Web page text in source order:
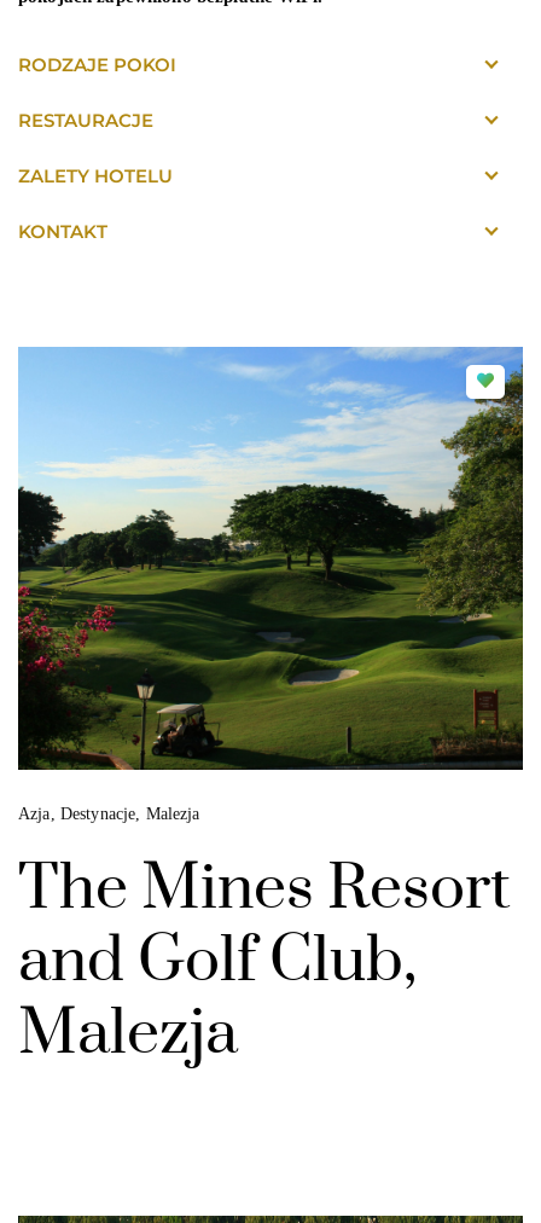
RODZAJE POKOI
RESTAURACJE
ZALETY HOTELU
KONTAKT
Azja Destynacje Malezja
The Mines Resort
and Golf Club,
Malezja